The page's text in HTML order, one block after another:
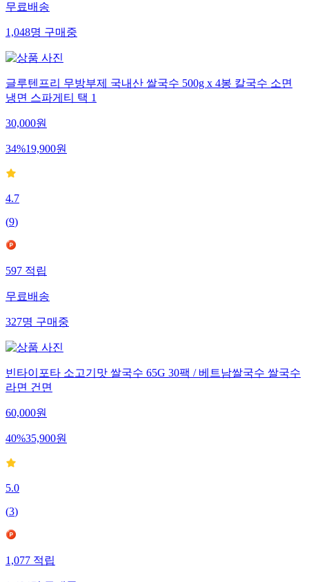
무료배송
1,048명 구매중
글루텐프리 무방부제 국내산 쌀국수 500g x 4봉 칼국수 소면
냉면 스파게티 택 1
30,000원
34%19,900원
4.7
(9)
597 적립
무료배송
327명 구매중
빈타이포타 소고기맛 쌀국수 65G 30팩 / 베트남쌀국수 쌀국수
라면 건면
60,000원
40%35,900원
5.0
(3)
1,077 적립